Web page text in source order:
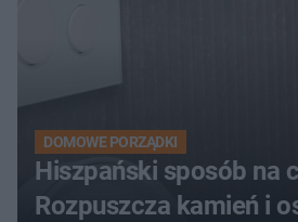
DOMOWE PORZĄDKI
Hiszpański sposób na
Rozpuszcza kamień i